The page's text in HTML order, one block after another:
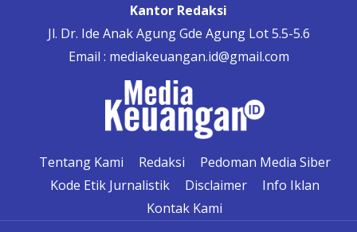
Kantor Redaksi
Jl. Dr. Ide Anak Agung Gde Agung Lot 5.5-5.6
Email : mediakeuangan.id@gmail.com
Tentang Kami Redaksi
Pedoman Media Siber
Kode Etik Jurnalistik
Disclaimer
Info Iklan
Kontak Kami